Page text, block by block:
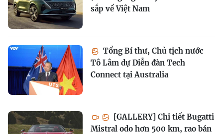
sắp về Việt Nam
Tổng Bí thư, Chủ tịch nước
Tô Lâm dự Diễn đàn Tech
Connect tại Australia
[GALLERY] Chi tiết Bugatti
Mistral odo hơn 500 km, rao bán